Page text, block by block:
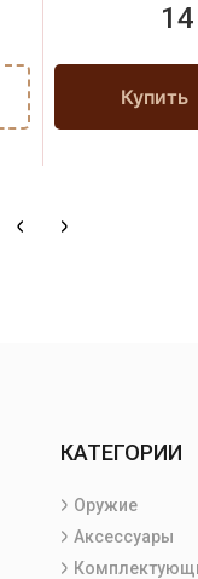
Купить
КАТЕГОРИИ
Оружие
Аксессуары